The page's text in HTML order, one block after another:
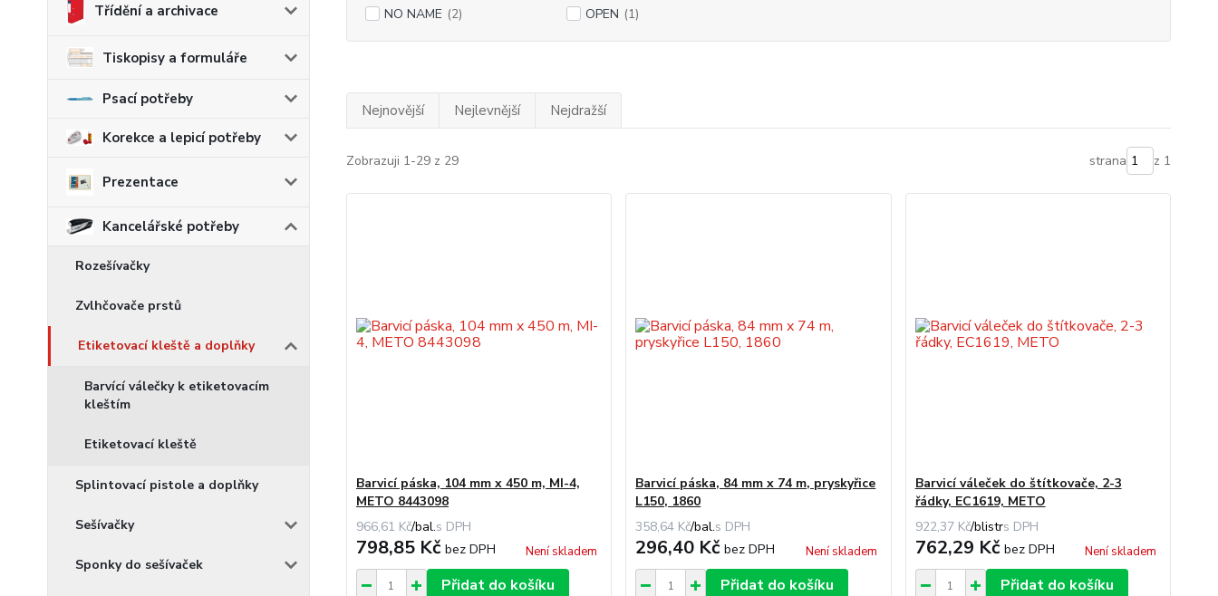
Třídění a archivace
Tiskopisy a formuláře
Psací potřeby
Korekce a lepicí potřeby
Prezentace
Kancelářské potřeby
Rozešívačky
Zvlhčovače prstů
Etiketovací kleště a doplňky
Barvící válečky k etiketovacím
kleštím
Etiketovací kleště
Splintovací pistole a doplňky
Sešívačky
Sponky do sešívaček
NO NAME (2) OPEN (1)
Nejnovější Nejlevnější Nejdražší
Zobrazuji 1-29 z 29 strana z 1
Barvicí páska, 104 mm x 450 m, MI-4,
METO 8443098
966,61 Kč/bal.
798,85 Kč bez DPH Není skladem
Přidat do košíku
Barvicí páska, 84 mm x 74 m, pryskyřice
L150, 1860
358,64 Kč/bal.
296,40 Kčbez DPH Není skladem
Přidat do košíku
Barvicí váleček do štítkovače, 2-3
řádky, EC1619, METO
922,37 Kč/blistr
762,29 Kč bez DPH Není skladem
Přidat do košíku